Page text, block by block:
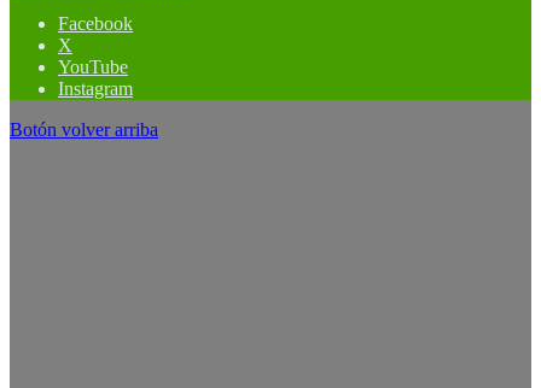
Facebook
X
YouTube
Instagram
Botón volver arriba